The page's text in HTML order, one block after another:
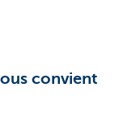
convient